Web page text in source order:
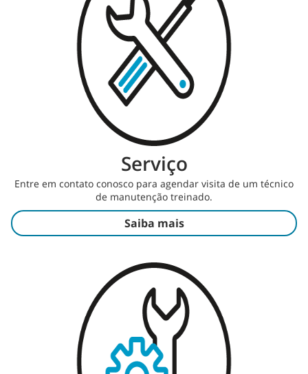
Serviço
Entre em contato conosco para agendar visita de um técnico
de manutenção treinado.
Saiba mais